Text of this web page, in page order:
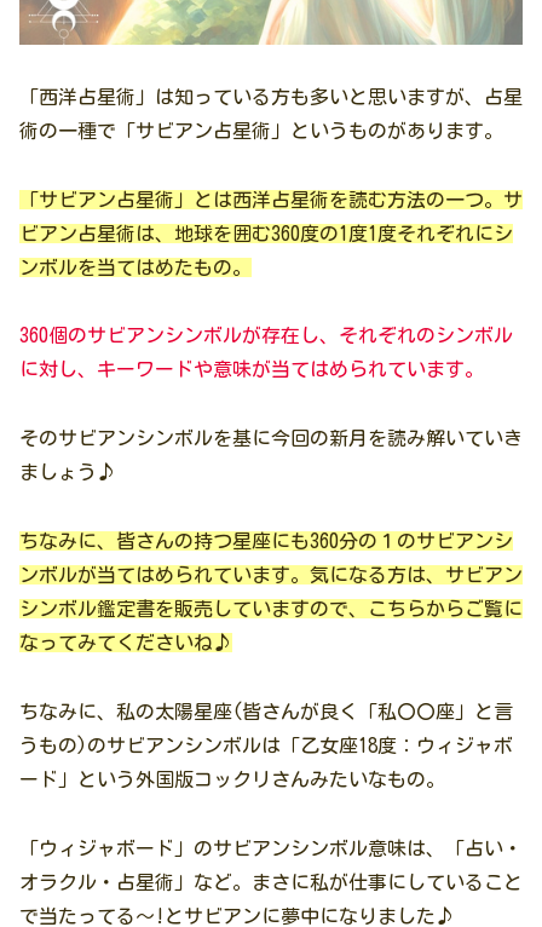
「西洋占星術」は知っている方も多いと思いますが、占星
術の一種で「サビアン占星術」というものがあります。
「サビアン占星術」とは西洋占星術を読む方法の一つ。サ
ビアン占星術は、地球を囲む360度の1度1度それぞれにシ
ンボルを当てはめたもの。
360個のサビアンシンボルが存在し、それぞれのシンボル
に対し、キーワードや意味が当てはめられています。
そのサビアンシンボルを基に今回の新月を読み解いていき
ましょう♪
ちなみに、皆さんの持つ星座にも360分の１のサビアンシ
ンボルが当てはめられています。気になる方は、サビアン
シンボル鑑定書を販売していますので、こちらからご覧に
なってみてくださいね♪
ちなみに、私の太陽星座(皆さんが良く「私〇〇座」と言
うもの)のサビアンシンボルは「乙女座18度：ウィジャボ
ード」という外国版コックリさんみたいなもの。
「ウィジャボード」のサビアンシンボル意味は、「占い・
オラクル・占星術」など。まさに私が仕事にしていること
で当たってる〜!とサビアンに夢中になりました♪